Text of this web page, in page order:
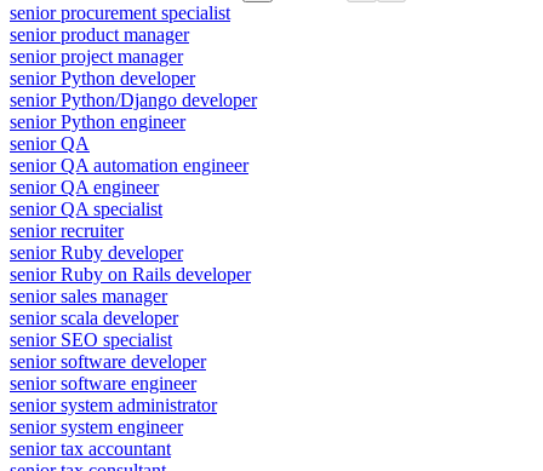
senior procurement specialist
senior product manager
senior project manager
senior Python developer
senior Python/Django developer
senior Python engineer
senior QA
senior QA automation engineer
senior QA engineer
senior QA specialist
senior recruiter
senior Ruby developer
senior Ruby on Rails developer
senior sales manager
senior scala developer
senior SEO specialist
senior software developer
senior software engineer
senior system administrator
senior system engineer
senior tax accountant